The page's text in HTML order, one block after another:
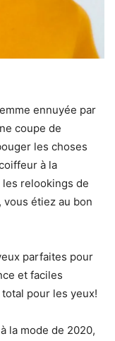
ennuyée par
coupe de
les choses
à la
relookings de
vous étiez au bon
parfaites pour
et faciles
pour les yeux!
la mode de 2020,